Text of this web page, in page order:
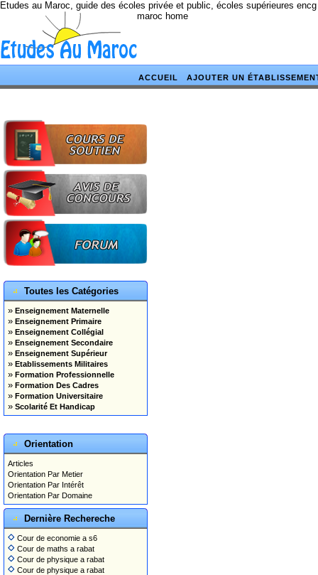
Etudes au Maroc, guide des écoles privée et public, écoles supérieures
maroc home
ACCUEIL AJOUTER UN
Toutes les Catégories
» Enseignement Maternelle
» Enseignement Primaire
» Enseignement Collégial
» Enseignement Secondaire
» Enseignement Supérieur
» Etablissements Militaires
» Formation Professionnelle
» Formation Des Cadres
» Formation Universitaire
» Scolarité Et Handicap
Orientation
Articles
Orientation Par Metier
Orientation Par Intérêt
Orientation Par Domaine
Dernière Rechereche
Cour de economie a s6
Cour de maths a rabat
Cour de physique a rabat
Cour de physique a rabat